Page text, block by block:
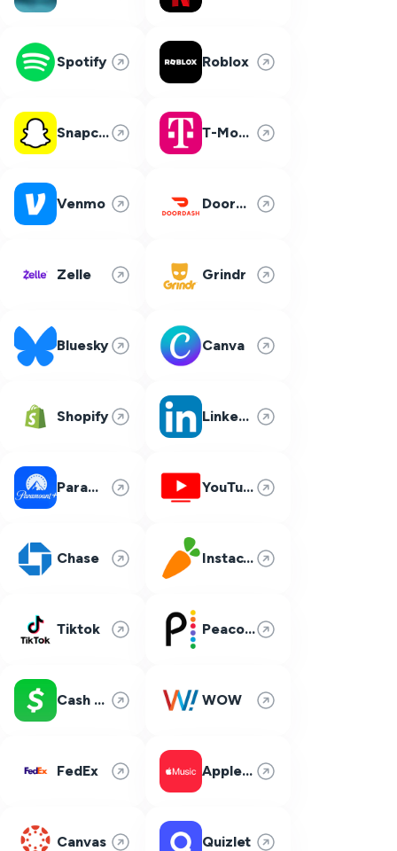
Spotify Roblox
Snapchat T-Mobile
Venmo DoorDash
Zelle Grindr
Bluesky Canva
Shopify LinkedIn
Paramount Plus YouTube TV
Chase Instacart
Tiktok Peacock
Cash App WOW
FedEx Apple Music
Canvas Quizlet